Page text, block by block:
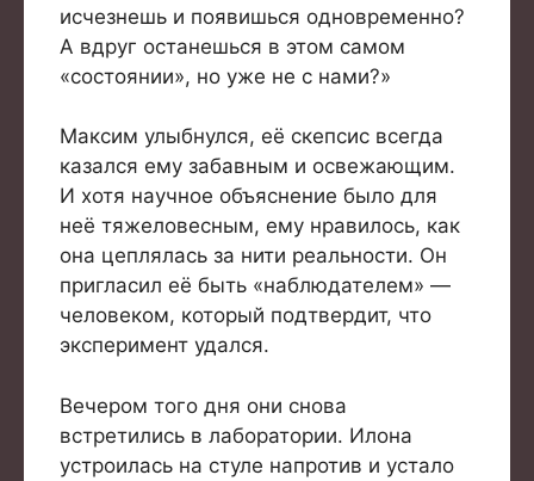
исчезнешь и появишься одновременно?
А вдруг останешься в этом самом
«состоянии», но уже не с нами?»
Максим улыбнулся, её скепсис всегда
казался ему забавным и освежающим.
И хотя научное объяснение было для
неё тяжеловесным, ему нравилось, как
она цеплялась за нити реальности. Он
пригласил её быть «наблюдателем» —
человеком, который подтвердит, что
эксперимент удался.
Вечером того дня они снова
встретились в лаборатории. Илона
устроилась на стуле напротив и устало